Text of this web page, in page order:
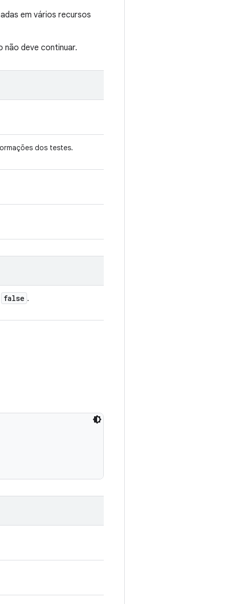
em vários recursos
não deve continuar.
dos testes.
false .